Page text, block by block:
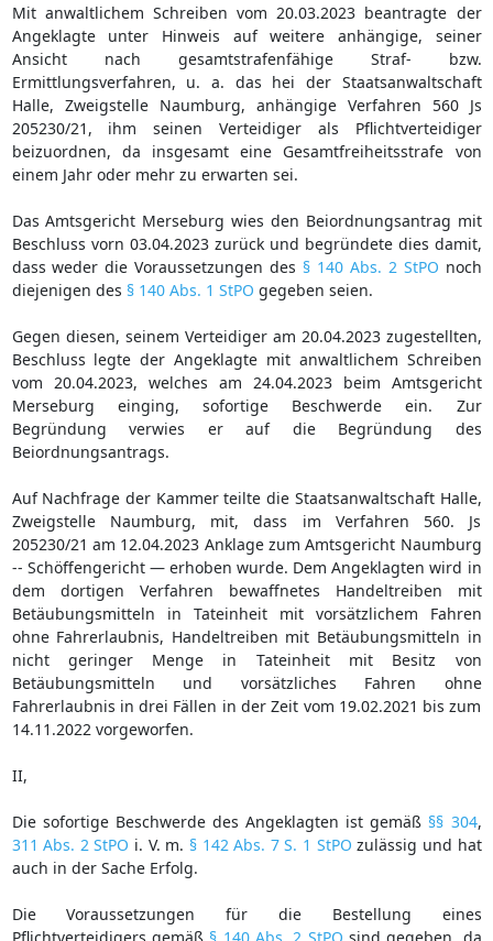
Mit anwaltlichem Schreiben vom 20.03.2023 beantragte der
Angeklagte unter Hinweis auf weitere anhängige, seiner
Ansicht nach gesamtstrafenfähige Straf- bzw.
Ermittlungsverfahren, u. a. das hei der Staatsanwaltschaft
Halle, Zweigstelle Naumburg, anhängige Verfahren 560 Js
205230/21, ihm seinen Verteidiger als Pflichtverteidiger
beizuordnen, da insgesamt eine Gesamtfreiheitsstrafe von
einem Jahr oder mehr zu erwarten sei.
Das Amtsgericht Merseburg wies den Beiordnungsantrag mit
Beschluss vorn 03.04.2023 zurück und begründete dies damit,
dass weder die Voraussetzungen des § 140 Abs. 2 StPO noch
diejenigen des § 140 Abs. 1 StPO gegeben seien.
Gegen diesen, seinem Verteidiger am 20.04.2023 zugestellten,
Beschluss legte der Angeklagte mit anwaltlichem Schreiben
vom 20.04.2023, welches am 24.04.2023 beim Amtsgericht
Merseburg einging, sofortige Beschwerde ein. Zur
Begründung verwies er auf die Begründung des
Beiordnungsantrags.
Auf Nachfrage der Kammer teilte die Staatsanwaltschaft Halle,
Zweigstelle Naumburg, mit, dass im Verfahren 560. Js
205230/21 am 12.04.2023 Anklage zum Amtsgericht Naumburg
-- Schöffengericht — erhoben wurde. Dem Angeklagten wird in
dem dortigen Verfahren bewaffnetes Handeltreiben mit
Betäubungsmitteln in Tateinheit mit vorsätzlichem Fahren
ohne Fahrerlaubnis, Handeltreiben mit Betäubungsmitteln in
nicht geringer Menge in Tateinheit mit Besitz von
Betäubungsmitteln und vorsätzliches Fahren ohne
Fahrerlaubnis in drei Fällen in der Zeit vom 19.02.2021 bis zum
14.11.2022 vorgeworfen.
II,
Die sofortige Beschwerde des Angeklagten ist gemäß §§ 304,
311 Abs. 2 StPO i. V. m. § 142 Abs. 7 S. 1 StPO zulässig und hat
auch in der Sache Erfolg.
Die Voraussetzungen für die Bestellung eines
Pflichtverteidigers gemäß § 140 Abs. 2 StPO sind gegeben, da